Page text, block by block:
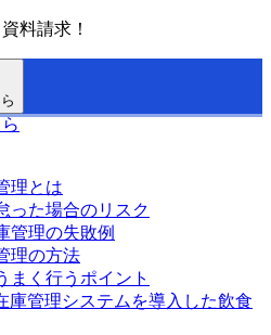
料請求！
理とは
った場合のリスク
管理の失敗例
理の方法
まく行うポイント
庫管理システムを導入した飲食